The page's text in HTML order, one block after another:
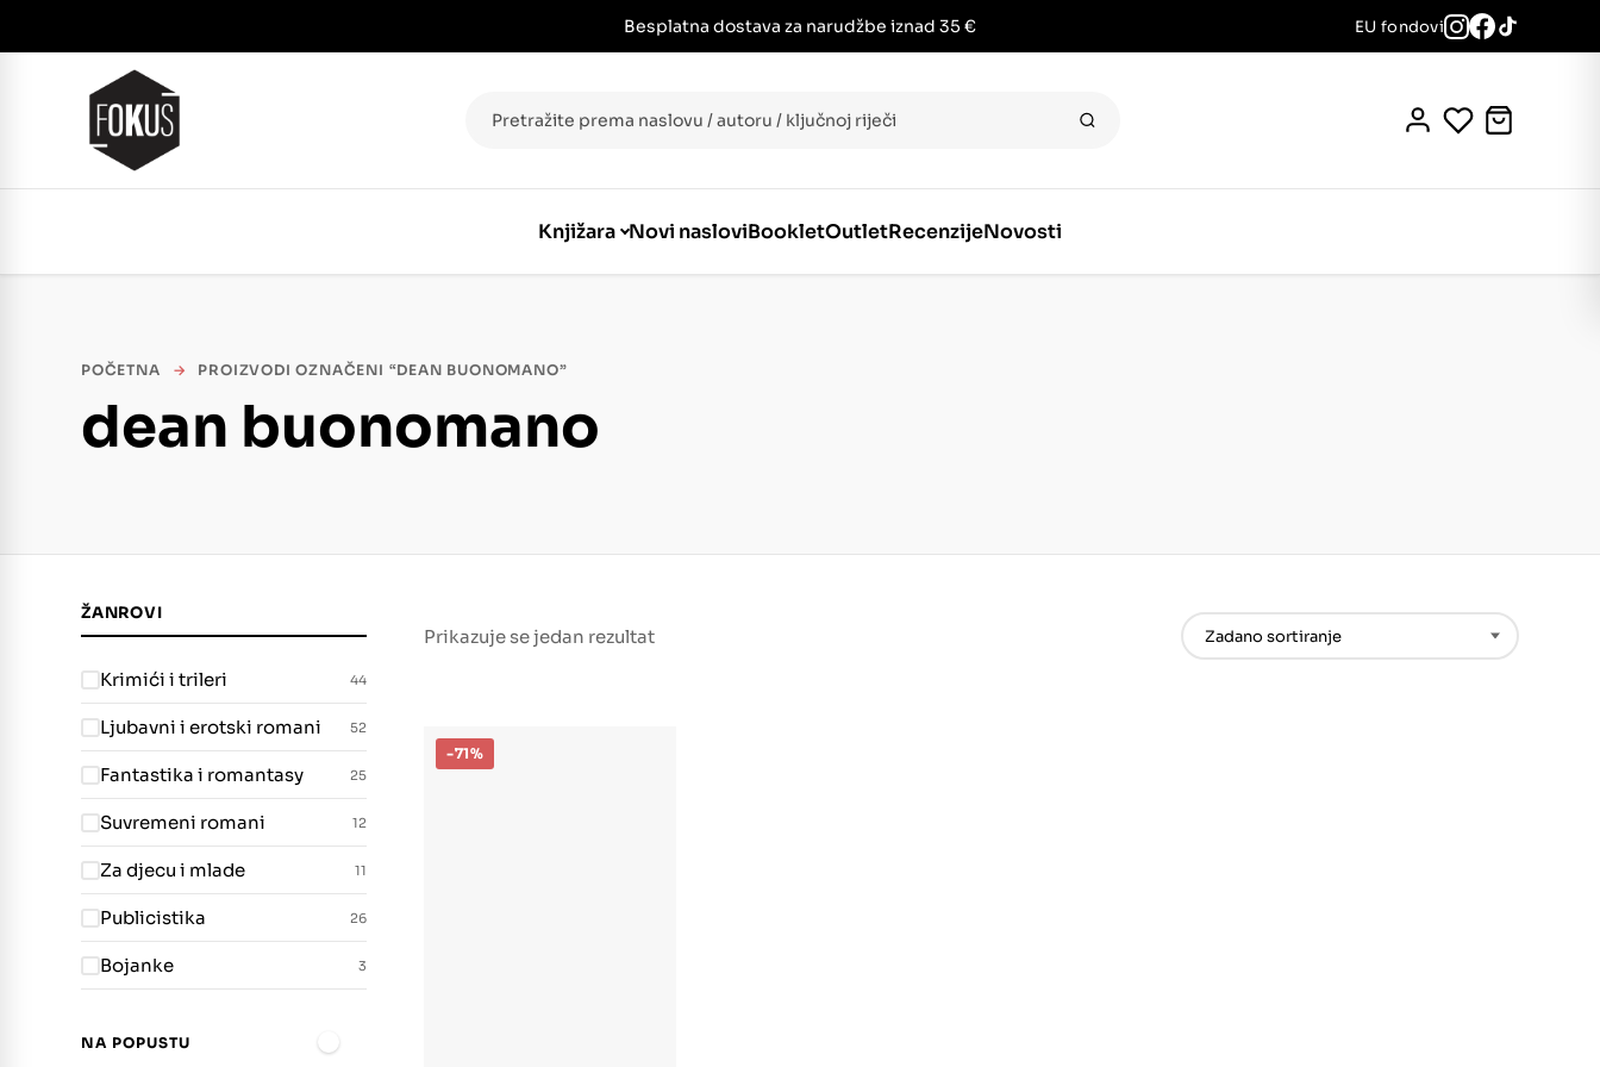
Besplatna dostava za narudžbe iznad 35 € EU fondovi
Knjižara Novi nasloviBookletOutletRecenzijeNovosti
POČETNA → PROIZVODI OZNAČENI “DEAN BUONOMANO”
dean buonomano
ŽANROVI
Krimići i trileri 44
Ljubavni i erotski romani 52
Fantastika i romantasy 25
Suvremeni romani 12
Za djecu i mlade 11
Publicistika 26
Bojanke 3
NA POPUSTU
Prikazuje se jedan rezultat
-71%